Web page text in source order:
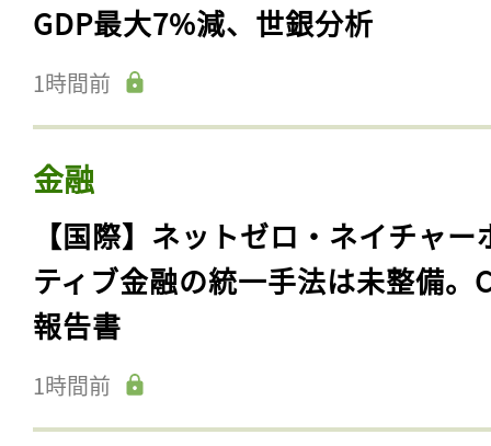
GDP最大7%減、世銀分析
1時間前
金融
【国際】ネットゼロ・ネイチャー
ティブ金融の統一手法は未整備。
報告書
1時間前